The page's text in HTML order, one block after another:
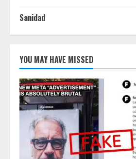
Sanidad
YOU MAY HAVE MISSED